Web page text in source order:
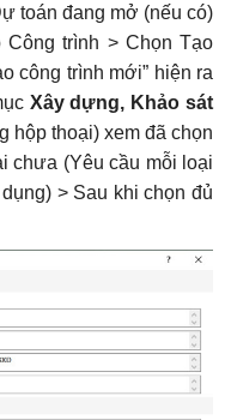
và DVCI; Đơn giá
máy; Hướng dẫn các tỉnh
14 Thg 8, 2025 303
(cập nhật đến ngày
điều chỉnh k=1,2
toán đang mở (nếu có)
trình > Chọn Tạo
công trình mới” hiện ra
Xây dựng, Khảo sát
hộp thoại) xem đã chọn
chưa (Yêu cầu mỗi loại
> Sau khi chọn đủ